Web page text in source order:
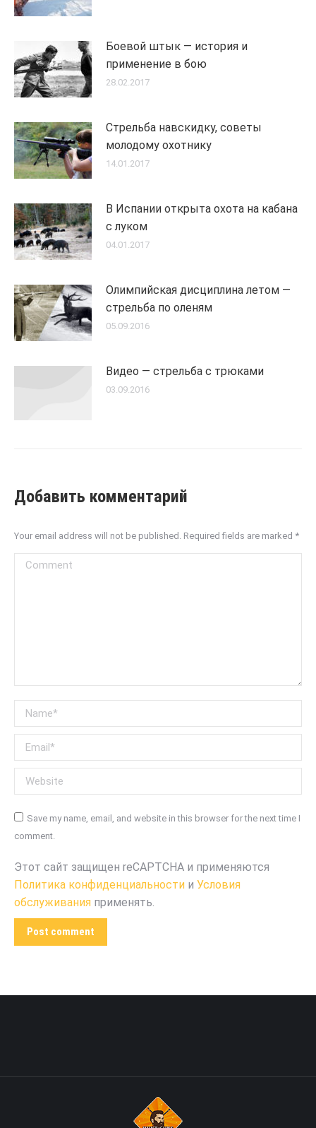
Боевой штык — история и
применение в бою
28.02.2017
Стрельба навскидку, советы
молодому охотнику
14.01.2017
В Испании открыта охота на кабана
с луком
04.01.2017
Олимпийская дисциплина летом —
стрельба по оленям
05.09.2016
Видео — стрельба с трюками
03.09.2016
Добавить комментарий
Your email address will not be published. Required fields are marked *
Comment
Name *
Email *
Website
Save my name, email, and website in this browser for the next time I
comment.
Этот сайт защищен reCAPTCHA и применяются
Политика конфиденциальности и Условия
обслуживания применять.
Post comment